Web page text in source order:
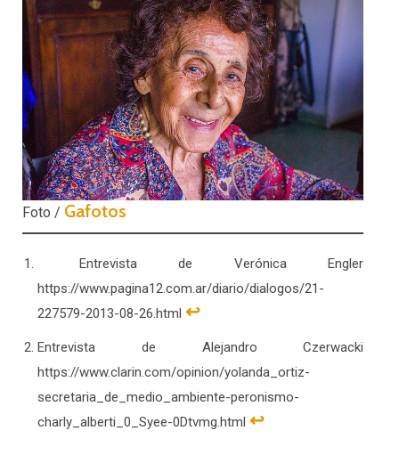
Foto / Gafotos
Entrevista de Verónica Engler
https://www.pagina12.com.ar/diario/dialogos/21-
227579-2013-08-26.html ↩︎
Entrevista de Alejandro Czerwacki
https://www.clarin.com/opinion/yolanda_ortiz-
secretaria_de_medio_ambiente-peronismo-
charly_alberti_0_Syee-0Dtvmg.html ↩︎